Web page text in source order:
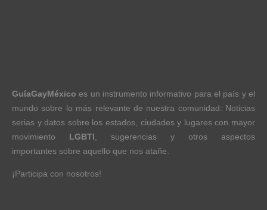
GuíaGayMéxico es un instrumento informativo para el país y el
mundo sobre lo más relevante de nuestra comunidad: Noticias
serias y datos sobre los estados, ciudades y lugares con mayor
movimiento LGBTI , sugerencias y otros aspectos
importantes sobre aquello que nos atañe.
¡Participa con nosotros!